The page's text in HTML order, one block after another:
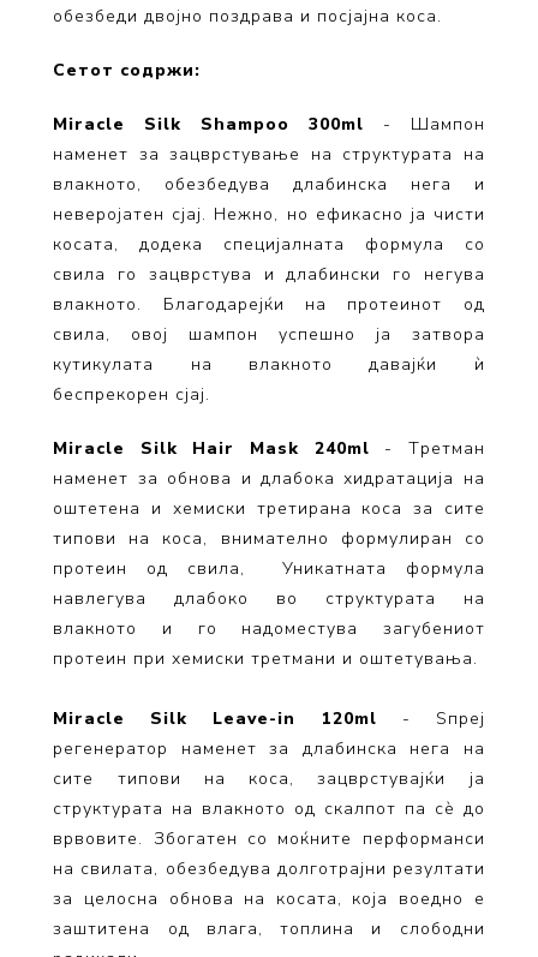
обезбеди двојно поздрава и посјајна коса.
Сетот содржи:
Miracle Silk Shampoo 300ml - Шампон
наменет за зацврстување на структурата на
влакното, обезбедува длабинска нега и
неверојатен сјај. Нежно, но ефикасно ја чисти
косата, додека специјалната формула со
свила го зацврстува и длабински го негува
влакното. Благодарејќи на протеинот од
свила, овој шампон успешно ја затвора
кутикулата на влакното давајќи ѝ
беспрекорен сјај.
Miracle Silk Hair Mask 240ml - Tретман
наменет за обнова и длабока хидратација на
оштетена и хемиски третирана коса за сите
типови на коса, внимателно формулиран со
протеин од свила, Уникатната формула
навлегува длабоко во структурата на
влакното и го надоместува загубениот
протеин при хемиски третмани и оштетувања.
Miracle Silk Leave-in 120ml - Sпреј
регенератор наменет за длабинска нега на
сите типови на коса, зацврстувајќи ја
структурата на влакното од скалпот па сè до
врвовите. Збогатен со моќните перформанси
на свилата, обезбедува долготрајни резултати
за целосна обнова на косата, која воедно е
заштитена од влага, топлина и слободни